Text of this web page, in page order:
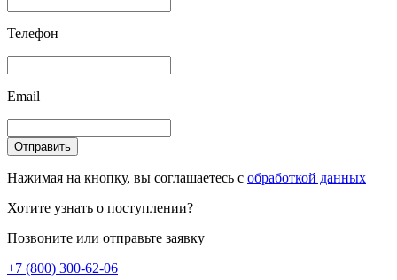
Телефон
Email
Отправить
Нажимая на кнопку, вы соглашаетесь с обработкой данных
Хотите узнать о поступлении?
Позвоните или отправьте заявку
+7 (800) 300-62-06